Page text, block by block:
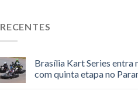
RECENTES
Brasília Kart Series entra
com quinta etapa no